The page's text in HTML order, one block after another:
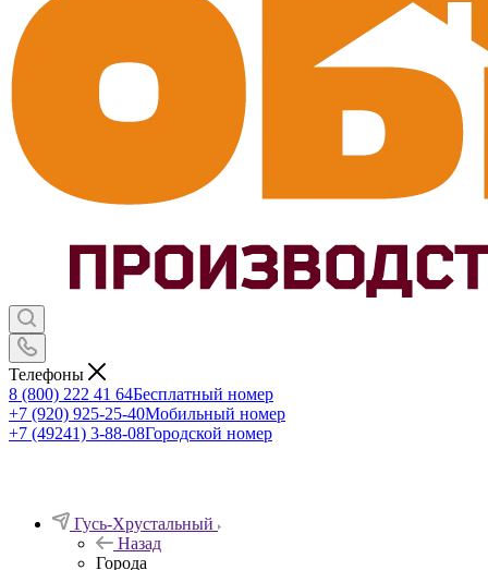
Телефоны
8 (800) 222 41 64Бесплатный номер
+7 (920) 925-25-40Мобильный номер
+7 (49241) 3-88-08Городской номер
Гусь-Хрустальный
Назад
Города